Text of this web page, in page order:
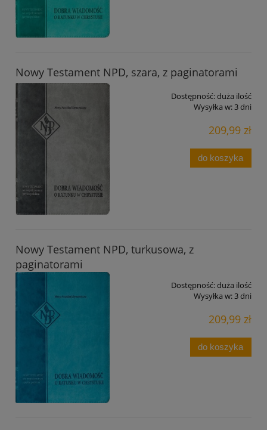
Nowy Testament NPD, szara, z paginatorami
Dostępność:duża ilość
Wysyłka w:3 dni
209,99 zł
do koszyka
Nowy Testament NPD, turkusowa, z
paginatorami
Dostępność:duża ilość
Wysyłka w:3 dni
209,99 zł
do koszyka